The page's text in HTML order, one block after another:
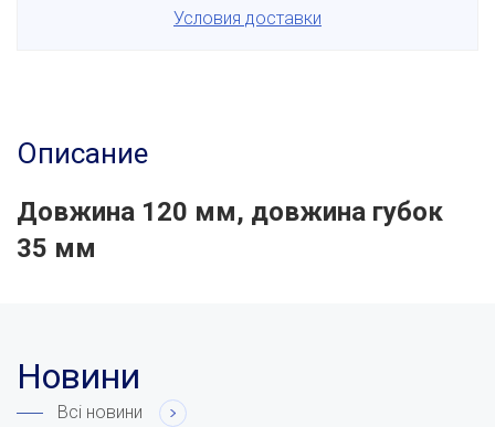
Условия доставки
Описание
Довжина 120 мм, довжина губок
35 мм
Новини
Всі новини